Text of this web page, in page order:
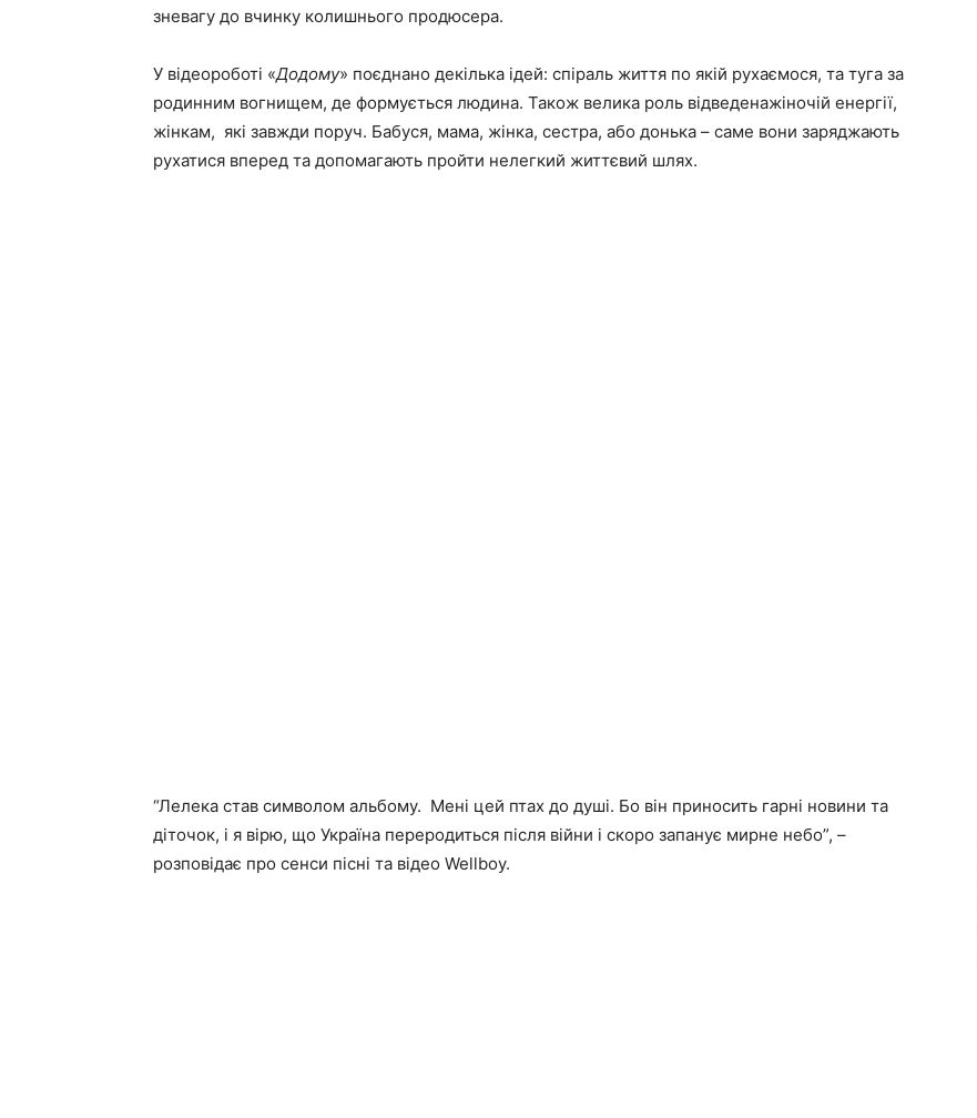
зневагу до вчинку колишнього продюсера.
У відеороботі «Додому» поєднано декілька ідей: спіраль життя по якій рухаємося, та туга за
родинним вогнищем, де формується людина. Також велика роль відведенажіночій енергії,
жінкам, які завжди поруч. Бабуся, мама, жінка, сестра, або донька – саме вони заряджають
рухатися вперед та допомагають пройти нелегкий життєвий шлях.
“Лелека став символом альбому. Мені цей птах до душі. Бо він приносить гарні новини та
діточок, і я вірю, що Україна переродиться після війни і скоро запанує мирне небо”, –
розповідає про сенси пісні та відео Wellboy.